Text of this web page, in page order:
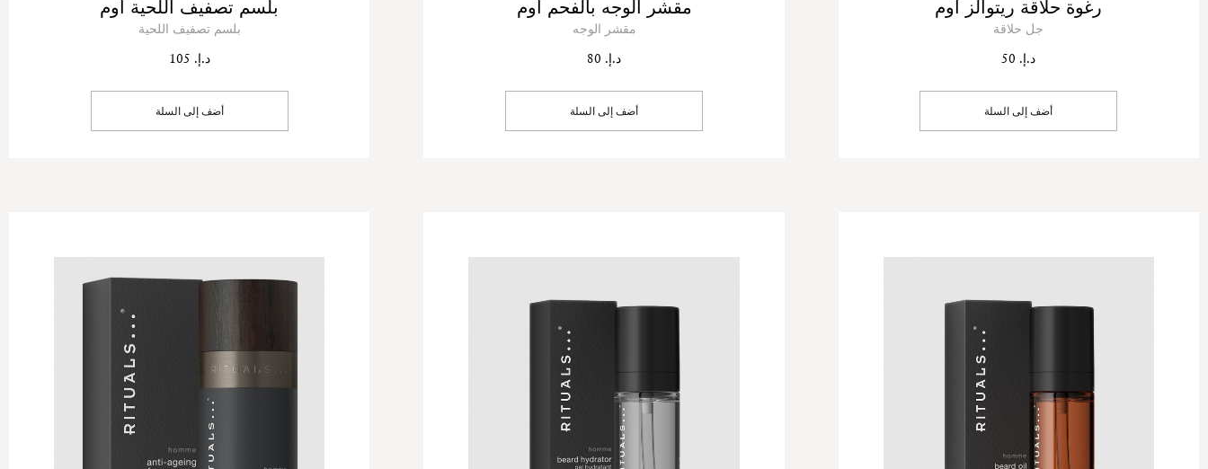
رغوة حلاقة ريتوالز أوم
جل حلاقة
د.إ. 50
أضف إلى السلة
مقشر الوجه بالفحم أوم
مقشر الوجه
د.إ. 80
أضف إلى السلة
بلسم تصفيف اللحية أوم
بلسم تصفيف اللحية
د.إ. 105
أضف إلى السلة